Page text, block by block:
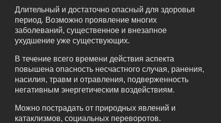
Длительный и достаточно опасный для здоровья
период. Возможно проявление многих
заболеваний, существенное и внезапное
ухудшение уже существующих.
В течение всего времени действия аспекта
повышена опасность несчастного случая, ранения,
насилия, травм и отравления, подверженность
негативным энергетическим воздействиям.
Можно пострадать от природных явлений и
катаклизмов, социальных переворотов.